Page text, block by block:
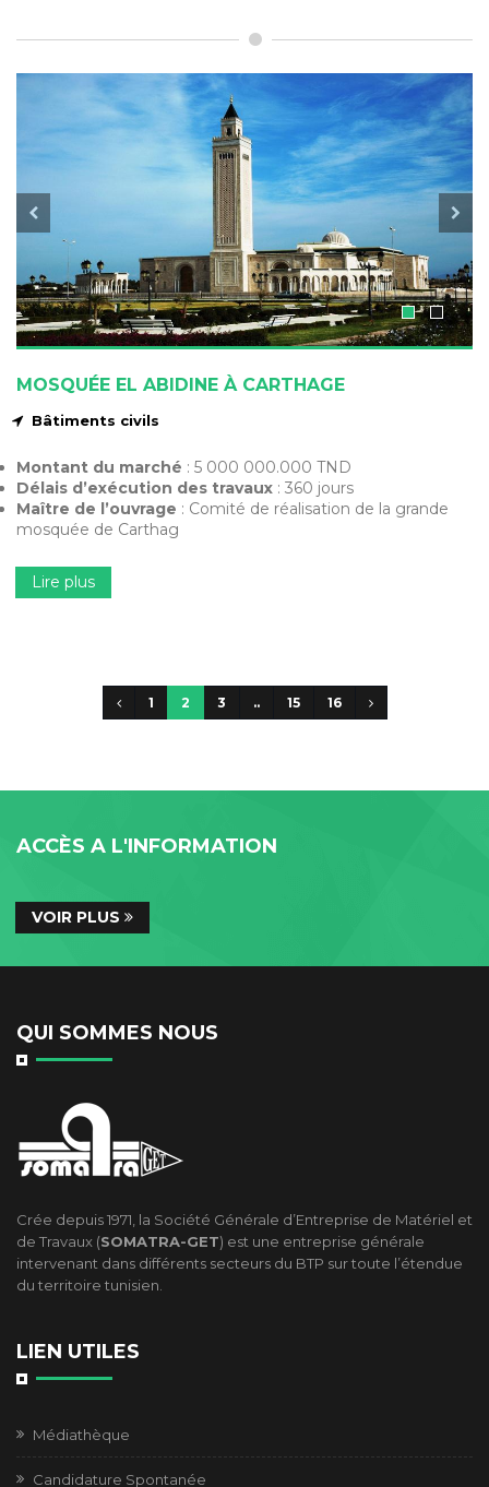
MOSQUÉE EL ABIDINE À CARTHAGE
Bâtiments civils
Montant du marché : 5 000 000.000 TND
Délais d’exécution des travaux : 360 jours
Maître de l’ouvrage : Comité de réalisation de la grande
mosquée de Carthag
Lire plus
1 2 3 .. 15 16
ACCÈS A L'INFORMATION
VOIR PLUS
QUI SOMMES NOUS
Crée depuis 1971, la Société Générale d’Entreprise de Matériel et
de Travaux (SOMATRA-GET) est une entreprise générale
intervenant dans différents secteurs du BTP sur toute l’étendue
du territoire tunisien.
LIEN UTILES
Médiathèque
Candidature Spontanée